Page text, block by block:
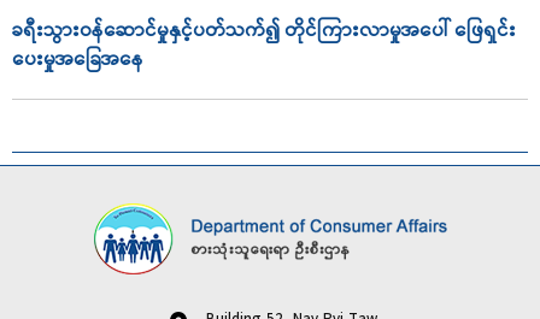
ခရီးသွားဝန်ဆောင်မှုနှင့်ပတ်သက်၍ တိုင်ကြားလာမှုအပေါ် ဖြေရှင်း
ပေးမှုအခြေအနေ